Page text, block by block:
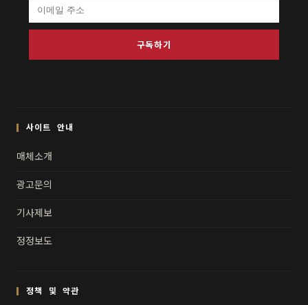
구독하기
사이트 안내
매체소개
광고문의
기사제보
정정보도
정책 및 약관